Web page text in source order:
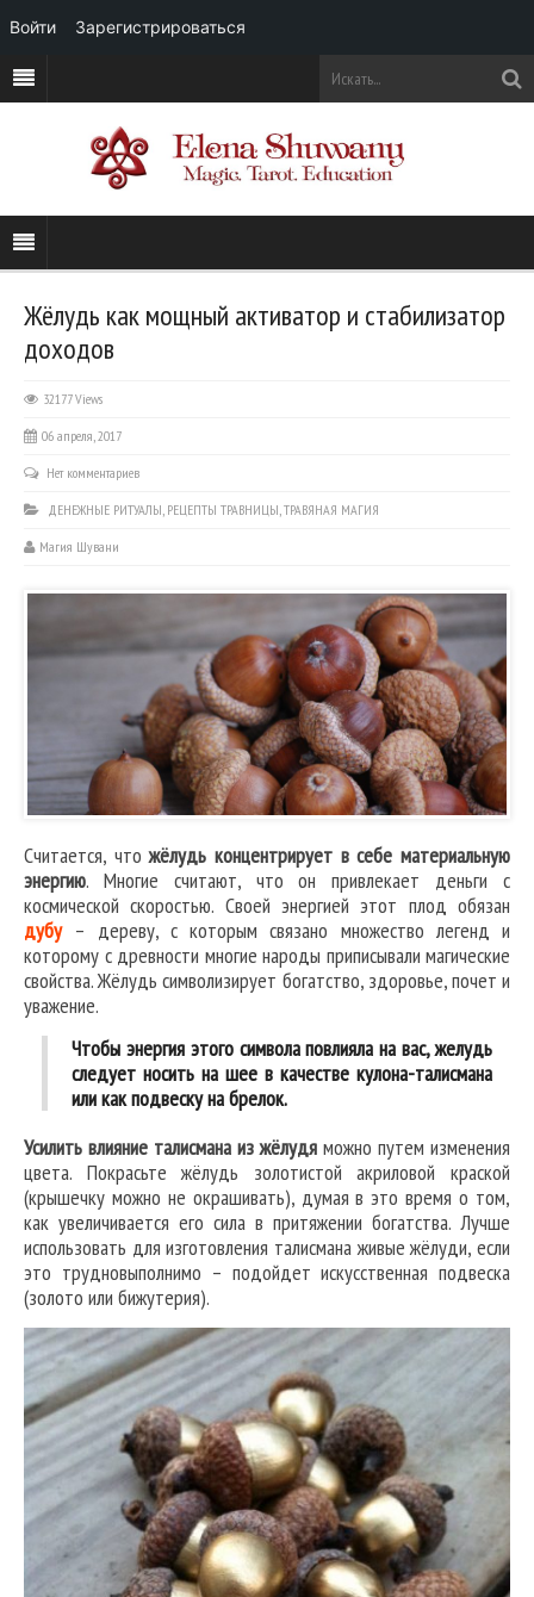
Жёлудь как мощный активатор и стабилизатор
доходов
32177 Views
06 апреля, 2017
Нет комментариев
ДЕНЕЖНЫЕ РИТУАЛЫ, РЕЦЕПТЫ ТРАВНИЦЫ,ТРАВЯНАЯ МАГИЯ
Магия Шувани
Считается, чтожёлудь концентрирует в себе материальную
энергию. Многие считают, что он привлекает деньги с
космической скоростью. Своей энергией этот плод обязан
дубу– дереву, с которым связано множество легенд и
которому с древности многие народы приписывали магические
свойства. Жёлудь символизирует богатство, здоровье, почет и
уважение.
Чтобы энергия этого символа повлияла на вас, желудь
следует носить на шее в качестве кулона-талисмана
или как подвеску на брелок.
Усилить влияние талисмана из жёлудя можно путем изменения
цвета. Покрасьте жёлудь золотистой акриловой краской
(крышечку можно не окрашивать), думая в это время о том,
как увеличивается его сила в притяжении богатства. Лучше
использовать для изготовления талисмана живые жёлуди, если
это трудновыполнимо – подойдет искусственная подвеска
(золото или бижутерия).
Войти Зарегистрироваться